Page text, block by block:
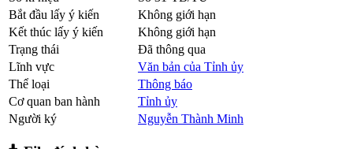
Bắt đầu lấy ý kiến
Không giới hạn
Kết thúc lấy ý kiến
Không giới hạn
Trạng thái
Đã thông qua
Lĩnh vực
Văn bản của Tỉnh ủy
Thể loại
Thông báo
Cơ quan ban hành
Tỉnh ủy
Người ký
Nguyễn Thành Minh